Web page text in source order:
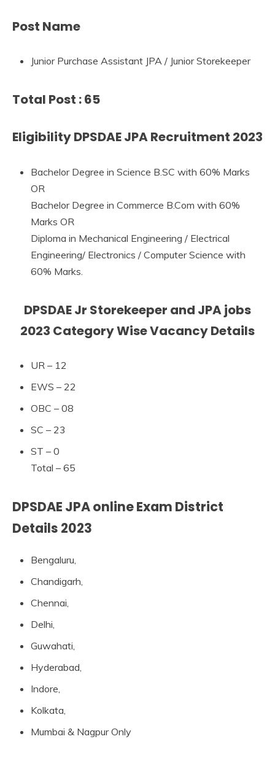
Post Name
Junior Purchase Assistant JPA / Junior Storekeeper
Total Post : 65
Eligibility DPSDAE JPA Recruitment 2023
Bachelor Degree in Science B.SC with 60% Marks
OR
Bachelor Degree in Commerce B.Com with 60%
Marks OR
Diploma in Mechanical Engineering / Electrical
Engineering/ Electronics / Computer Science with
60% Marks.
DPSDAE Jr Storekeeper and JPA jobs
2023 Category Wise Vacancy Details
UR – 12
EWS – 22
OBC – 08
SC – 23
ST – 0
Total – 65
DPSDAE JPA online Exam District
Details 2023
Bengaluru,
Chandigarh,
Chennai,
Delhi,
Guwahati,
Hyderabad,
Indore,
Kolkata,
Mumbai & Nagpur Only